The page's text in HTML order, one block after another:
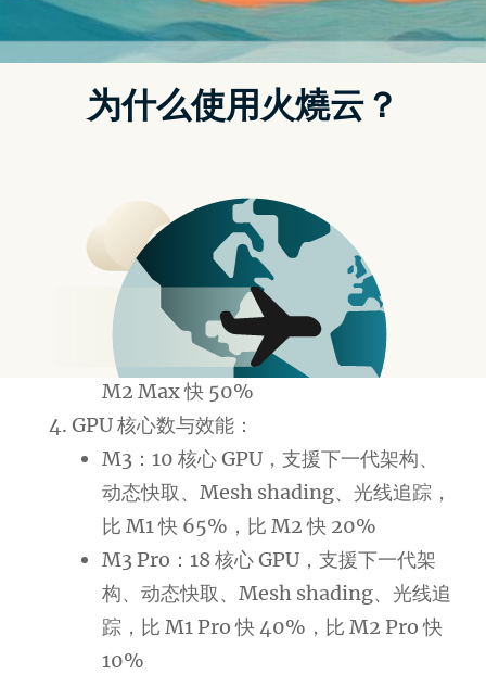
电晶体数量：
M3：拥有 250 亿电晶体
M3 Pro：拥有 370 亿电晶体
M3 Max：拥有 920 亿电晶体
核心），比 M1 快 35%，比 M2 快 20%
M3 Pro：12 核心 CPU（6 性能核心 + 6
效能核心），比 M1 Pro 快 20%
M3 Max：16 核心 CPU（12 性能核心 +
4 效能核心），比 M1 Max 快 80%，比
M2 Max 快 50%
GPU 核心数与效能：
M3：10 核心 GPU，支援下一代架构、
动态快取、Mesh shading、光线追踪，
比 M1 快 65%，比 M2 快 20%
M3 Pro：18 核心 GPU，支援下一代架
构、动态快取、Mesh shading、光线追
踪，比 M1 Pro 快 40%，比 M2 Pro 快
10%